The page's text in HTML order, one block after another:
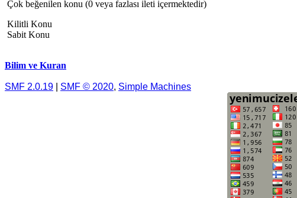
Çok beğenilen konu (0 veya fazlası ileti içermektedir)
Kilitli Konu
Sabit Konu
Bilim ve Kuran
SMF 2.0.19 SMF © 2020, Simple Machines